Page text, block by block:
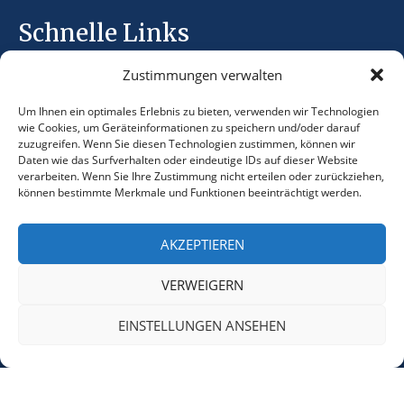
Zustimmungen verwalten
Um Ihnen ein optimales Erlebnis zu bieten, verwenden wir Technologien
wie Cookies, um Geräteinformationen zu speichern und/oder darauf
zuzugreifen. Wenn Sie diesen Technologien zustimmen, können wir
Daten wie das Surfverhalten oder eindeutige IDs auf dieser Website
verarbeiten. Wenn Sie Ihre Zustimmung nicht erteilen oder zurückziehen,
können bestimmte Merkmale und Funktionen beeinträchtigt werden.
AKZEPTIEREN
VERWEIGERN
EINSTELLUNGEN ANSEHEN
Schnelle Links
Bedingungen und Konditionen
Datenschutzbestimmungen
Kontaktinformationen